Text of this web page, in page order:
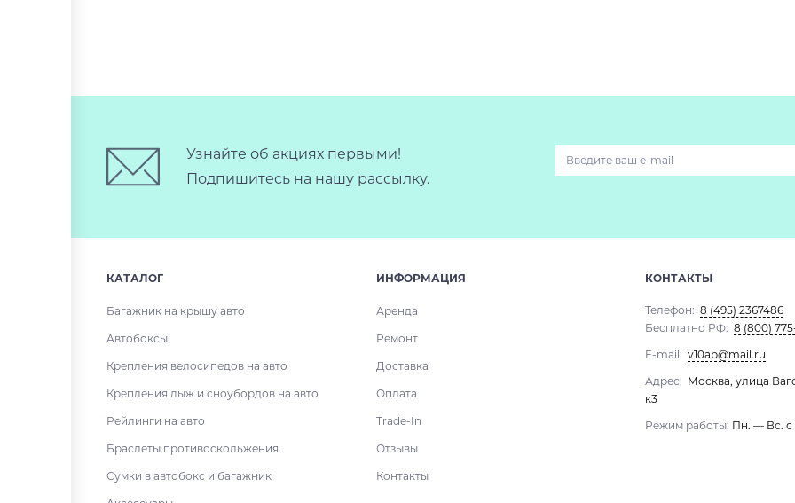
Узнайте об акциях первыми!
Подпишитесь на нашу рассылку.
КАТАЛОГ
Багажник на крышу авто
Автобоксы
Крепления велосипедов на авто
Крепления лыж и сноубордов на авто
Рейлинги на авто
Браслеты противоскольжения
Сумки в автобокс и багажник
ИНФОРМАЦИЯ
Аренда
Ремонт
Доставка
Оплата
Trade-In
Отзывы
Контакты
КОНТАКТЫ
Телефон: 8 (495) 2367486
Бесплатно РФ: 8 (800)
E-mail: v10ab@mail.ru
Адрес: Москва, улица
к3
Режим работы: Пн. — Вс. с